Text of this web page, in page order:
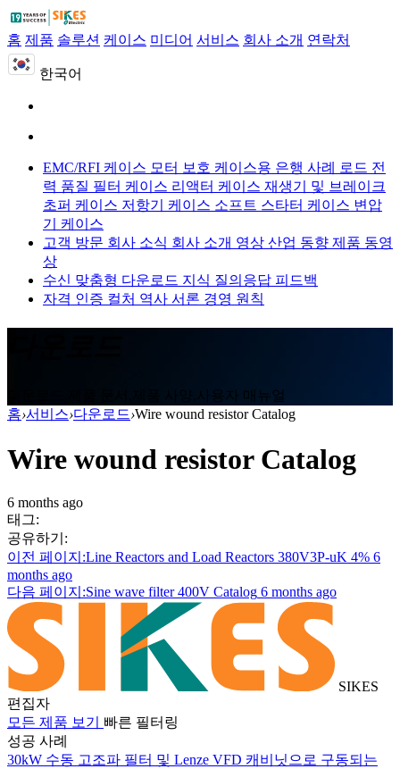
홈 제품 솔루션 케이스 미디어 서비스 회사 소개 연락처
한국어
EMC/RFI 케이스 모터 보호 케이스용 은행 사례 로드 전
력 품질 필터 케이스 리액터 케이스 재생기 및 브레이크
초퍼 케이스 저항기 케이스 소프트 스타터 케이스 변압
기 케이스
고객 방문 회사 소식 회사 소개 영상 산업 동향 제품 동영
상
수신 맞춤형 다운로드 지식 질의응답 피드백
자격 인증 컬처 역사 서론 경영 원칙
다운로드,제품 문서,제품 사양,사용자 매뉴얼
홈›서비스›다운로드›Wire wound resistor Catalog
Wire wound resistor Catalog
6 months ago
태그:
공유하기:
이전 페이지:Line Reactors and Load Reactors 380V3P-uK 4% 6
months ago
다음 페이지:Sine wave filter 400V Catalog 6 months ago
SIKES
편집자
모든 제품 보기
빠른 필터링
성공 사례
30kW 수동 고조파 필터 및 Lenze VFD 캐비닛으로 구동되는